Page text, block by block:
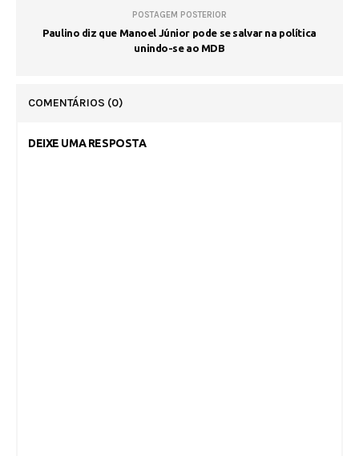
POSTAGEM POSTERIOR
Paulino diz que Manoel Júnior pode se salvar na política
unindo-se ao MDB
COMENTÁRIOS (0)
DEIXE UMA RESPOSTA